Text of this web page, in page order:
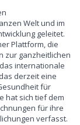
Welt und im
geleitet.
Plattform, die
zur ganzheitlichen
internationale
derzeit eine
für
hat sich tief dem
für ihre
verfasst.